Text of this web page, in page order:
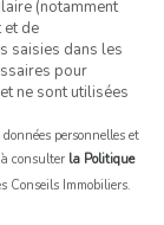
(notamment
et de
saisies dans les
pour
ne sont utilisées
personnelles et
consulter la Politique
Conseils Immobiliers.